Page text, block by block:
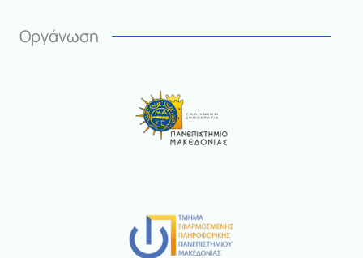
Οργάνωση